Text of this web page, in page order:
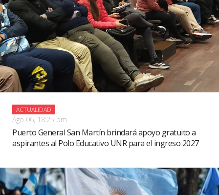
ACTUALIDAD
Ago 06, 18:25 pm
Puerto General San Martín brindará apoyo gratuito a
aspirantes al Polo Educativo UNR para el ingreso 2027